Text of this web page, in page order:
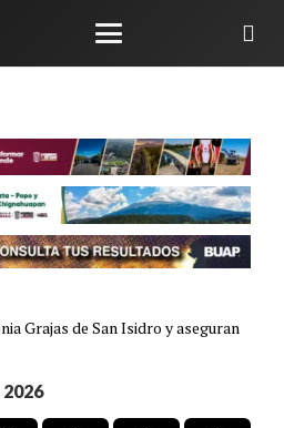
Grajas de San Isidro y aseguran
2026